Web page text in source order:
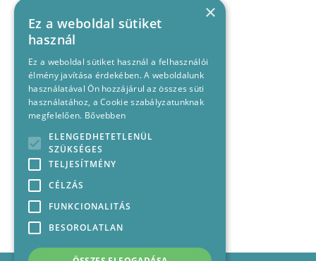
×
Ez a weboldal sütiket
használ
Ez a weboldal sütiket használ a felhasználói
élmény javítása érdekében. A weboldalunk
használatával Ön hozzájárul az összes süti
használatához, a Cookie szabályzatunknak
megfelelően. Bővebben
ELENGEDHETETLENÜL
SZÜKSÉGES
TELJESÍTMÉNY
CÉLZÁS
FUNKCIONALITÁS
BESOROLATLAN